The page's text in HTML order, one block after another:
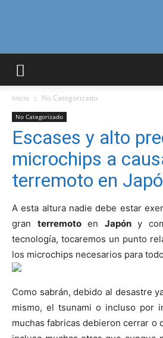
Inicio No Categorizado
No Categorizado
Escases y alto
microchips a
terremoto en
A esta altura nadie debe estar
gran terremotoen Japóny
tecnología, tocaremos un punto
los microchips necesarios para
Como sabrán, debido al desastre
mismo, el tsunami o incluso por
muchas fabricas debieron cerrar o